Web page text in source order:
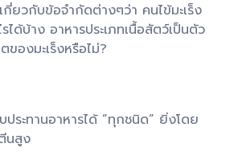
ยวกับข้อจำกัดต่างๆว่า คนไข้มะเร็ง
ได้บ้าง อาหารประเภทเนื้อสัตว์เป็นตัว
ของมะเร็งหรือไม่?
ประทานอาหารได้ ”ทุกชนิด” ยิ่งโดย
นสูง